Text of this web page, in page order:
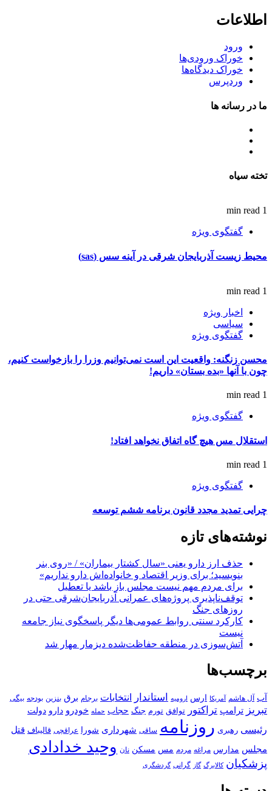
اطلاعات
ورود
خوراک ورودی‌ها
خوراک دیدگاه‌ها
وردپرس
ما در رسانه ها
تخته سیاه
1 min read
گفتگوی ویژه
محیط زیست آذربایجان شرقی در آینه سس (sas)
1 min read
اخبار ویژه
سیاسی
گفتگوی ویژه
محسن زنگنه: واقعیت این است نمی‌توانیم وزرا را بازخواست کنیم،
چون با آنها «بده بستان» داریم!
1 min read
گفتگوی ویژه
استقلال مس هیچ گاه اتفاق نخواهد افتاد!
1 min read
گفتگوی ویژه
چرایی تمدید مجدد قانون برنامه ششم توسعه
نوشته‌های تازه
حذف ارز دارو یعنی «سال کشتار بیماران» / «روی بنر
بنویسید؛ برای وزیر اقتصاد و خانواده‌اش دارو نداریم»
برای مردم مهم نیست مجلس باز باشد یا تعطیل
توقف‌ناپذیری پروژه‌های عمرانی آذربایجان‌شرقی حتی در
روزهای جنگ
کارکرد سنتی روابط عمومی‌ها دیگر پاسخگوی نیاز جامعه
نیست
آتش‌سوزی در منطقه حفاظت‌شده دیزمار مهار شد
برچسب‌ها
آب آل هاشم آمریکا ارس ارومیه استاندار انتخابات برجام برق بنزین بودجه بیگی
تبریز ترامپ تراکتور توافق تورم جنگ حجاب حمله خودرو دارو دولت
رئیسی رهبری روزنامه ساقی شهرداری شورا عراقچی قالیباف قتل
مجلس مدارس مراغه مردم مس مسکن نان وحید خدادادی
پزشکیان کالابرگ گاز گرانی گردشگری